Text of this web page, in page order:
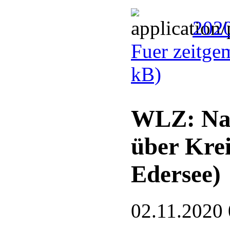
Fuer
kB)
WLZ:
über
Edersee)
02.11.2020